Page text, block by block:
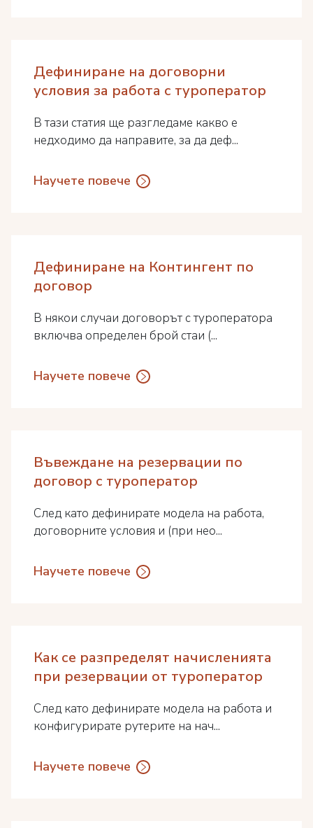
Дефиниране на договорни
условия за работа с туроператор
В тази статия ще разгледаме какво е
недходимо да направите, за да деф...
Научете повече
Дефиниране на Контингент по
договор
В някои случаи договорът с туроператора
включва определен брой стаи (...
Научете повече
Въвеждане на резервации по
договор с туроператор
След като дефинирате модела на работа,
договорните условия и (при нео...
Научете повече
Как се разпределят начисленията
при резервации от туроператор
След като дефинирате модела на работа и
конфигурирате рутерите на нач...
Научете повече